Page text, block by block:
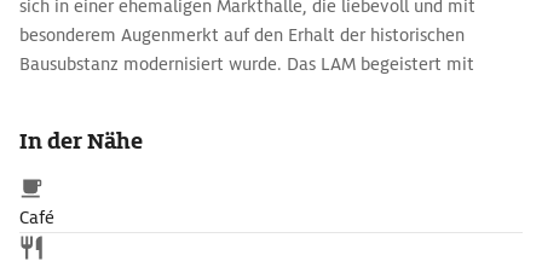
sich in einer ehemaligen Markthalle, die liebevoll und mit
besonderem Augenmerkt auf den Erhalt der historischen
Bausubstanz modernisiert wurde. Das LAM begeistert mit
In der Nähe
Café